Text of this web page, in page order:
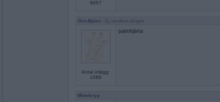
9057
Örn-Björn - Ej medlem längre
Antal inlägg:
1086
palmhjärta
Mimikryp